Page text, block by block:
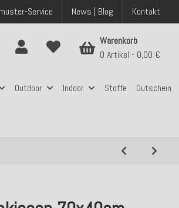
Service News | Blog Kontakt
Outdoor Indoor Stoffe Gutschein
Warenkorb
0 Artikel
0,00 €